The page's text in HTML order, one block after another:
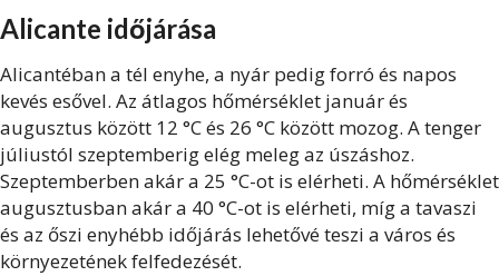
Alicante időjárása
Alicantéban a tél enyhe, a nyár pedig forró és napos
kevés esővel. Az átlagos hőmérséklet január és
augusztus között 12 °C és 26 °C között mozog. A tenger
júliustól szeptemberig elég meleg az úszáshoz.
Szeptemberben akár a 25 °C-ot is elérheti. A hőmérséklet
augusztusban akár a 40 °C-ot is elérheti, míg a tavaszi
és az őszi enyhébb időjárás lehetővé teszi a város és
környezetének felfedezését.